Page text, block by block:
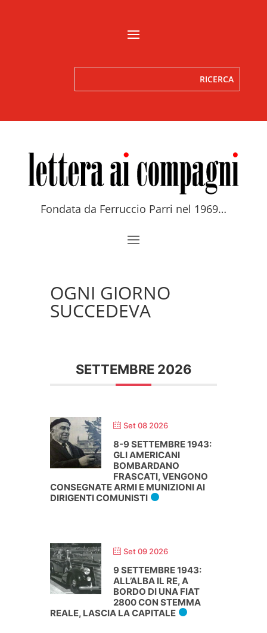
Fondata da Ferruccio Parri nel 1969…
OGNI GIORNO
SUCCEDEVA
SETTEMBRE 2026
Set 08 2026
8-9 SETTEMBRE 1943:
GLI AMERICANI
BOMBARDANO
FRASCATI, VENGONO
CONSEGNATE ARMI E MUNIZIONI AI
DIRIGENTI COMUNISTI
Set 09 2026
9 SETTEMBRE 1943:
ALL’ALBA IL RE, A
BORDO DI UNA FIAT
2800 CON STEMMA
REALE, LASCIA LA CAPITALE